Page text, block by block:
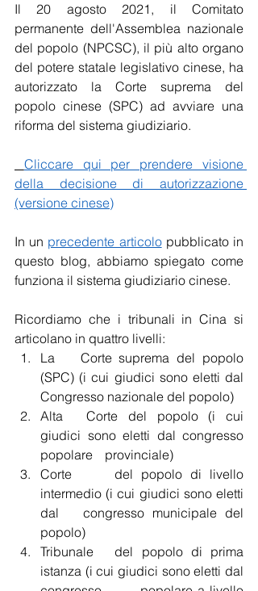
Il 20 agosto 2021, il Comitato
permanente dell'Assemblea nazionale
del popolo (NPCSC), il più alto organo
del potere statale legislativo cinese, ha
autorizzato la Corte suprema del
popolo cinese (SPC) ad avviare una
riforma del sistema giudiziario.
Cliccare qui per prendere visione
della decisione di autorizzazione
(versione cinese)
In un precedente articolo pubblicato in
questo blog, abbiamo spiegato come
funziona il sistema giudiziario cinese.
Ricordiamo che i tribunali in Cina si
articolano in quattro livelli:
La 	Corte suprema del popolo
(SPC) (i cui giudici sono eletti dal
Congresso nazionale del popolo)
Alta 	Corte del popolo (i cui
giudici sono eletti dal congresso
popolare 	provinciale)
Corte 	del popolo di livello
intermedio (i cui giudici sono eletti
dal 	congresso municipale del
popolo)
Tribunale 	del popolo di prima
istanza (i cui giudici sono eletti dal